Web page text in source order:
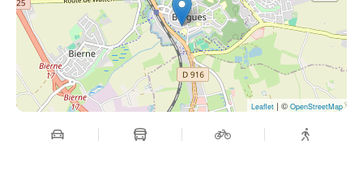
Leaflet | © OpenStreetMap